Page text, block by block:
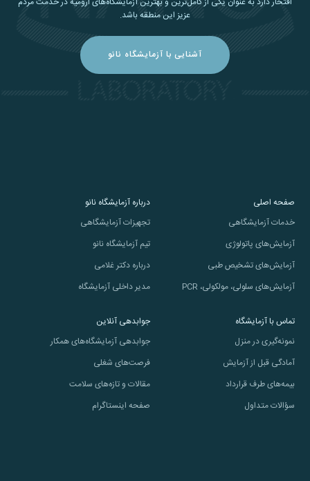
عزیز این منطقه باشد.
آشنایی با آزمایشگاه نانو
صفحه اصلی
خدمات آزمایشگاهی
آزمایش‌های پاتولوژی
آزمایش‌های تشخیص طبی
آزمایش‌های سلولی، مولکولی، PCR
درباره آزمایشگاه نانو
تجهیزات آزمایشگاهی
تیم آزمایشگاه نانو
درباره دکتر غلامی
مدیر داخلی آزمایشگاه
تماس با آزمایشگاه
نمونه‌گیری در منزل
آمادگی قبل از آزمایش
بیمه‌های طرف قرارداد
سؤالات متداول
جوابدهی آنلاین
جوابدهی آزمایشگاه‌های همکار
فرصت‌های شغلی
مقالات و تازه‌های سلامت
صفحه اینستاگرام